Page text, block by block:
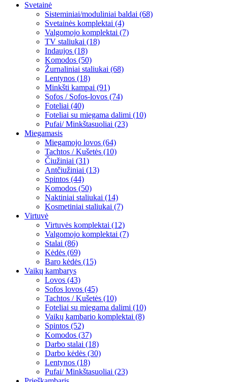
Svetainė
Sisteminiai/moduliniai baldai (68)
Svetainės komplektai (4)
Valgomojo komplektai (7)
TV staliukai (18)
Indaujos (18)
Komodos (50)
Žurnaliniai staliukai (68)
Lentynos (18)
Minkšti kampai (91)
Sofos / Sofos-lovos (74)
Foteliai (40)
Foteliai su miegama dalimi (10)
Pufai/ Minkštasuoliai (23)
Miegamasis
Miegamojo lovos (64)
Tachtos / Kušetės (10)
Čiužiniai (31)
Antčiužiniai (13)
Spintos (44)
Komodos (50)
Naktiniai staliukai (14)
Kosmetiniai staliukai (7)
Virtuvė
Virtuvės komplektai (12)
Valgomojo komplektai (7)
Stalai (86)
Kėdės (69)
Baro kėdės (15)
Vaikų kambarys
Lovos (43)
Sofos lovos (45)
Tachtos / Kušetės (10)
Foteliai su miegama dalimi (10)
Vaikų kambario komplektai (8)
Spintos (52)
Komodos (37)
Darbo stalai (18)
Darbo kėdės (30)
Lentynos (18)
Pufai/ Minkštasuoliai (23)